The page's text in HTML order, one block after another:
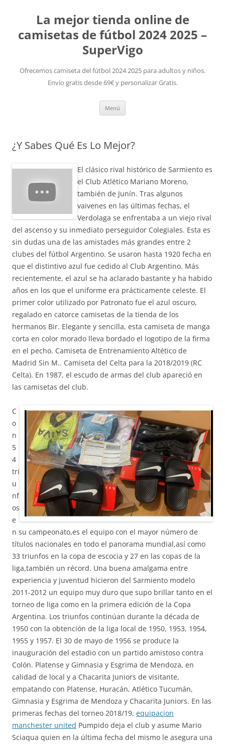
La mejor tienda online de
camisetas de fútbol 2024 2025 –
SuperVigo
Ofrecemos camiseta del fútbol 2024 2025 para adultos y niños.
Envío gratis desde 69€ y personalizar Gratis.
Menú
¿Y Sabes Qué Es Lo Mejor?
El clásico rival histórico de Sarmiento es
el Club Atlético Mariano Moreno,
también de Junín. Tras algunos
vaivenes en las últimas fechas, el
Verdolaga se enfrentaba a un viejo rival
del ascenso y su inmediato perseguidor Colegiales. Esta es
sin dudas una de las amistades más grandes entre 2
clubes del fútbol Argentino. Se usaron hasta 1920 fecha en
que el distintivo azul fue cedido al Club Argentino. Más
recientemente, el azul se ha aclarado bastante y ha habido
años en los que el uniforme era prácticamente celeste. El
primer color utilizado por Patronato fue el azul oscuro,
regalado en catorce camisetas de la tienda de los
hermanos Bir. Elegante y sencilla, esta camiseta de manga
corta en color morado lleva bordado el logotipo de la firma
en el pecho. Camiseta de Entrenamiento Altético de
Madrid Sin M.. Camiseta del Celta para la 2018/2019 (RC
Celta). En 1987, el escudo de armas del club apareció en
las camisetas del club.
C
o
n
5
4
tri
u
nf
os
e
n su campeonato,es el equipo con el mayor número de
títulos nacionales en todo el panorama mundial,así como
33 triunfos en la copa de escocia y 27 en las copas de la
liga,también un récord. Una buena amalgama entre
experiencia y juventud hicieron del Sarmiento modelo
2011-2012 un equipo muy duro que supo brillar tanto en el
torneo de liga como en la primera edición de la Copa
Argentina. Los triunfos continúan durante la década de
1950 con la obtención de la liga local de 1950, 1953, 1954,
1955 y 1957. El 30 de mayo de 1956 se produce la
inauguración del estadio con un partido amistoso contra
Colón. Platense y Gimnasia y Esgrima de Mendoza, en
calidad de local y a Chacarita Juniors de visitante,
empatando con Platense, Huracán, Atlético Tucumán,
Gimnasia y Esgrima de Mendoza y Chacarita Juniors. En las
primeras fechas del torneo 2018/19, equipacion
manchester united Pumpido deja el club y asume Mario
Sciaqua quien en la última fecha del mismo le asegura una